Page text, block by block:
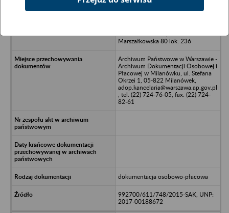
PEGROTOUR- MAZOWIA Spółka z
Marszałkowska 80 lok. 236
Archiwum Państwowe w Warszawie -
Archiwum Dokumentacji Osobowej i
Płacowej w Milanówku, ul. Stefana
Okrzei 1, 05-822 Milanówek,
adop.kancelaria@warszawa.ap.gov.pl
, tel. (22) 724-76-05, fax. (22) 724-
82-61
dokumentacja osobowo-płacowa
992700/611/748/2015-SAK, UNP:
2017-00188672